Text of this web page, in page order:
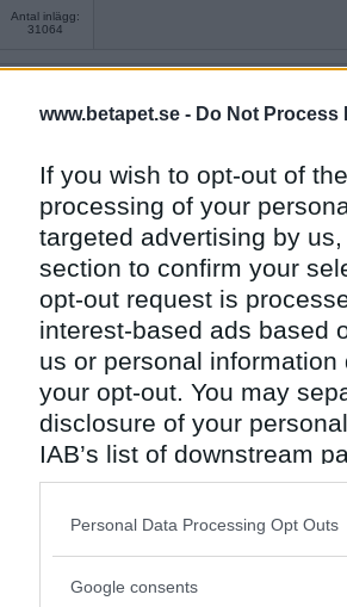
www.betapet.se - Do Not Process
If you wish to opt-out of
processing of your
targeted advertising by
section to confirm your
opt-out request is
interest-based ads based
us or personal
your opt-out. You may
disclosure of your
IAB’s list of downstream
also be disclosed by us
Downstream Participants
Please note that this
Personal Data Processing Opt Outs
Google consents
Antal inlägg:
31064
Obstinat-
1877
9719
Tala (även om det ibland är klokare att
Skriva eller illustrera barnbok?
SylviaPlath - Ej medlem längre
Antal inlägg:
Hade jag varit en duktig illustratör, gärna
barnboksillustrationer. Mio min Mio eller